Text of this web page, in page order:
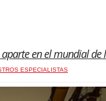
aparte en el mundial
ESPECIALISTAS